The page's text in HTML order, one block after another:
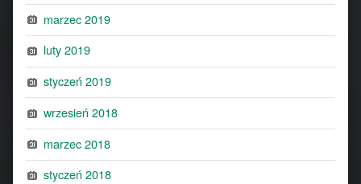
marzec 2019
luty 2019
styczeń 2019
wrzesień 2018
marzec 2018
styczeń 2018